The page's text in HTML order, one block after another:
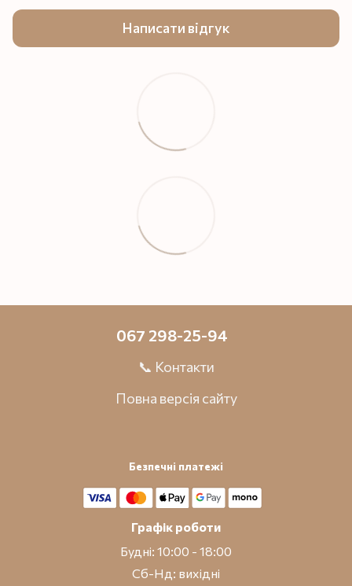
Написати відгук
067 298-25-94
📞 Контакти
Повна версія сайту
Безпечні платежі
Графік роботи
Будні: 10:00 - 18:00
Сб-Нд: вихідні